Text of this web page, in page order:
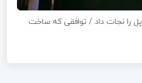
را نجات داد / توافقی که ساخت